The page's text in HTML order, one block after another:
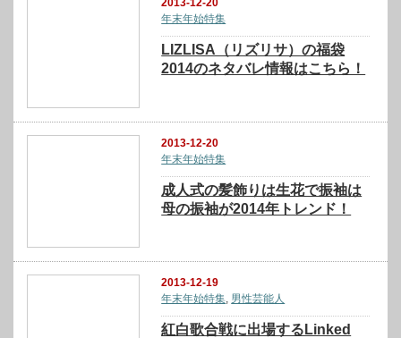
2013-12-20
年末年始特集
LIZLISA（リズリサ）の福袋
2014のネタバレ情報はこちら！
2013-12-20
年末年始特集
成人式の髪飾りは生花で振袖は
母の振袖が2014年トレンド！
2013-12-19
年末年始特集, 男性芸能人
紅白歌合戦に出場するLinked